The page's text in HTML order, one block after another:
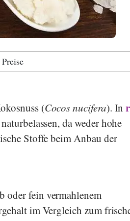
Preise
(Cocos nucifera). In
da weder hohe
Stoffe beim Anbau der
oder fein vermahlenem
im Vergleich zum